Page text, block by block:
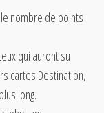
nombre de points
qui auront su
cartes Destination,
long.